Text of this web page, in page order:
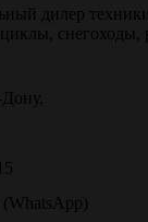
дилер
снегоходы,
(WhatsApp)